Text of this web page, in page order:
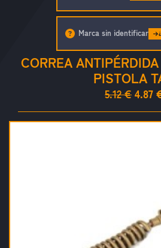
CORREA
PISTOLA
5.12 € 4.87
Marca sin identificar